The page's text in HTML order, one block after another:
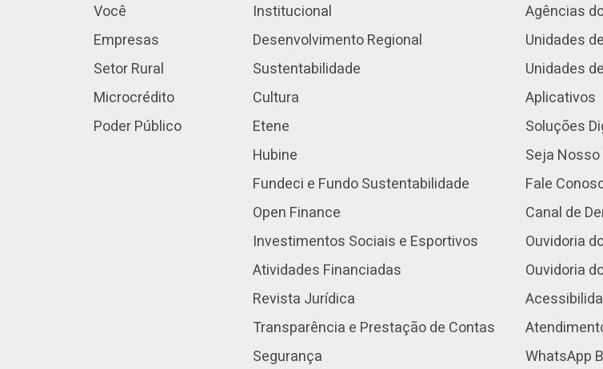
Você
Empresas
Setor Rural
Microcrédito
Poder Público
Institucional
Desenvolvimento Regional
Sustentabilidade
Cultura
Etene
Hubine
Fundeci e Fundo Sustentabilidade
Open Finance
Investimentos Sociais e Esportivos
Atividades Financiadas
Revista Jurídica
Transparência e Prestação de Contas
Segurança
Agências
Unidades
Unidades
Aplicativos
Soluções
Seja
Fale
Canal de
Ouvidoria
Ouvidoria
WhatsApp